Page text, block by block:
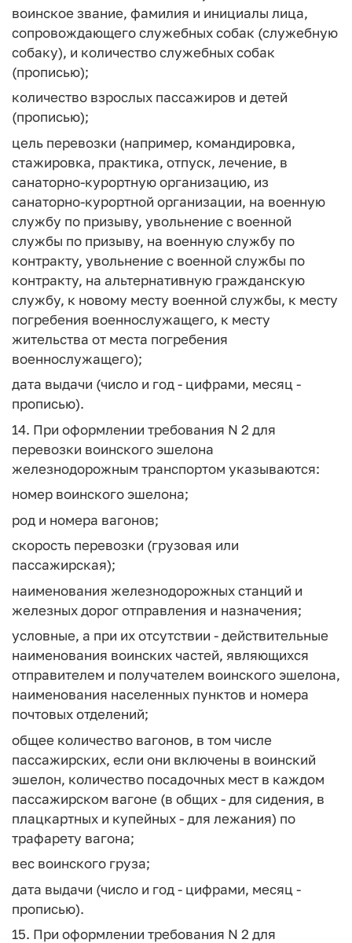
воинское звание, фамилия и инициалы лица,
сопровождающего служебных собак (служебную
собаку), и количество служебных собак
(прописью);
количество взрослых пассажиров и детей
(прописью);
цель перевозки (например, командировка,
стажировка, практика, отпуск, лечение, в
санаторно-курортную организацию, из
санаторно-курортной организации, на военную
службу по призыву, увольнение с военной
службы по призыву, на военную службу по
контракту, увольнение с военной службы по
контракту, на альтернативную гражданскую
службу, к новому месту военной службы, к месту
погребения военнослужащего, к месту
жительства от места погребения
военнослужащего);
дата выдачи (число и год - цифрами, месяц -
прописью).
14. При оформлении требования N 2 для
перевозки воинского эшелона
железнодорожным транспортом указываются:
номер воинского эшелона;
род и номера вагонов;
скорость перевозки (грузовая или
пассажирская);
наименования железнодорожных станций и
железных дорог отправления и назначения;
условные, а при их отсутствии - действительные
наименования воинских частей, являющихся
отправителем и получателем воинского эшелона,
наименования населенных пунктов и номера
почтовых отделений;
общее количество вагонов, в том числе
пассажирских, если они включены в воинский
эшелон, количество посадочных мест в каждом
пассажирском вагоне (в общих - для сидения, в
плацкартных и купейных - для лежания) по
трафарету вагона;
вес воинского груза;
дата выдачи (число и год - цифрами, месяц -
прописью).
15. При оформлении требования N 2 для